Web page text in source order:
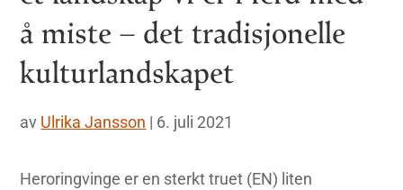
å miste – det tradisjonelle
kulturlandskapet
av Ulrika Jansson | 6. juli 2021
Heroringvinge er en sterkt truet (EN) liten